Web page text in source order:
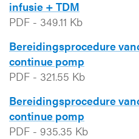
infusie + TDM
PDF - 349.11 Kb
Bereidingsprocedure
continue pomp
PDF - 321.55 Kb
Bereidingsprocedure
continue pomp
PDF - 935.35 Kb